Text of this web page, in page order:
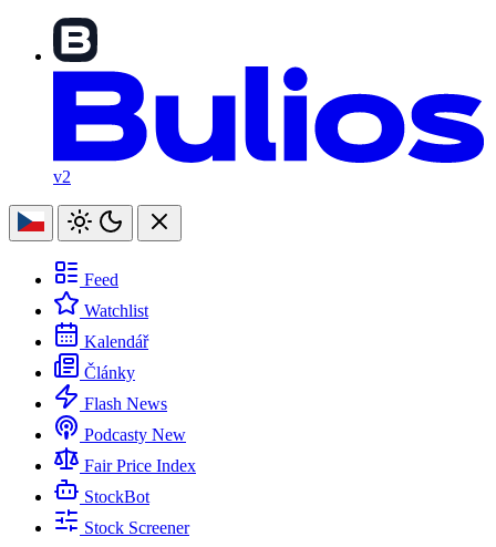
v2
Feed
Watchlist
Kalendář
Články
Flash News
Podcasty New
Fair Price Index
StockBot
Stock Screener